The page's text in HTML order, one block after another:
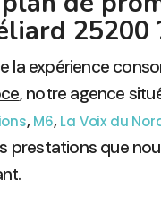
25200
la expérience
, notre agence
, M6, La Voix du
prestations que